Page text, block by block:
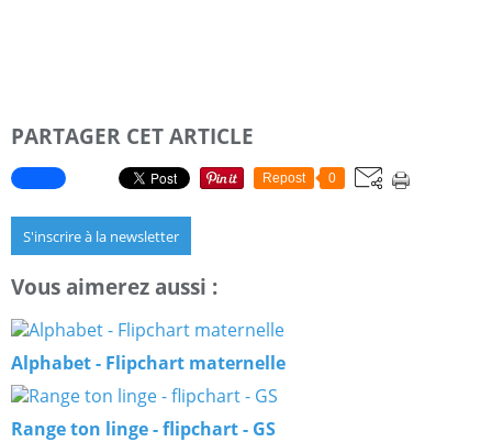
PARTAGER CET ARTICLE
Repost 0
S'inscrire à la newsletter
Vous aimerez aussi :
Alphabet - Flipchart maternelle
Range ton linge - flipchart - GS